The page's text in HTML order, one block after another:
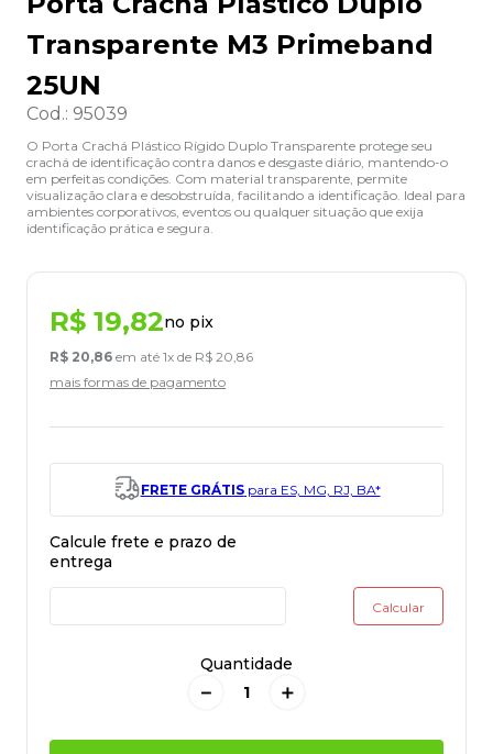
Transparente M3 Primeband
25UN
Cod.: 95039
O Porta Crachá Plástico Rígido Duplo Transparente protege seu
crachá de identificação contra danos e desgaste diário, mantendo-o
em perfeitas condições. Com material transparente, permite
visualização clara e desobstruída, facilitando a identificação. Ideal para
ambientes corporativos, eventos ou qualquer situação que exija
identificação prática e segura.
R$ 19,82no pix
R$ 20,86 em até 1x de R$ 20,86
mais formas de pagamento
FRETE GRÁTISpara ES, MG, RJ, BA*
Quantidade
＋
－